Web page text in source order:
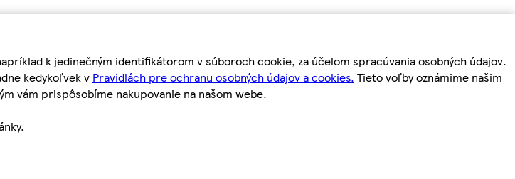
k jedinečným identifikátorom v súboroch cookie, za účelom spracúvania osobných údajov.
kedykoľvek v Pravidlách pre ochranu osobných údajov a cookies. Tieto voľby oznámime našim
vám prispôsobíme nakupovanie na našom webe.